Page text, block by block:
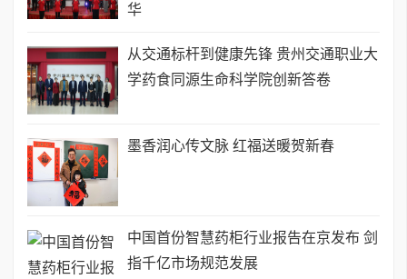
华
从交通标杆到健康先锋 贵州交通职业大
学药食同源生命科学院创新答卷
墨香润心传文脉 红福送暖贺新春
中国首份智慧药柜行业报告在京发布 剑
指千亿市场规范发展